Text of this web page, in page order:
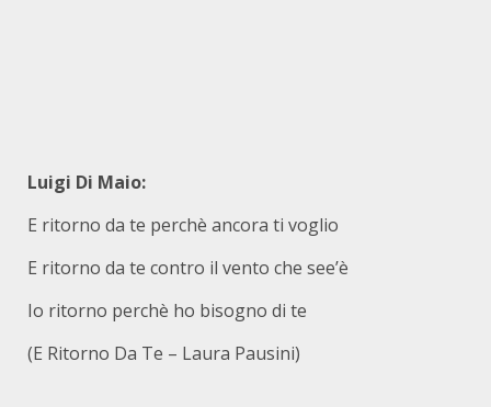
Luigi Di Maio:
E ritorno da te perchè ancora ti voglio
E ritorno da te contro il vento che see’è
Io ritorno perchè ho bisogno di te
(E Ritorno Da Te – Laura Pausini)